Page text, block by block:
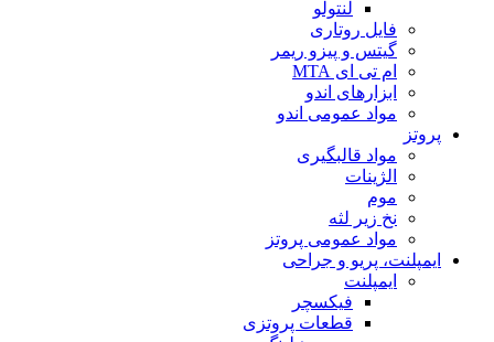
لنتولو
فایل روتاری
گیتس و پیزو ریمر
ام تی ای MTA
ابزارهای اندو
مواد عمومی اندو
پروتز
مواد قالبگیری
الژینات
موم
نخ زیر لثه
مواد عمومی پروتز
ایمپلنت، پریو و جراحی
ایمپلنت
فیکسچر
قطعات پروتزی